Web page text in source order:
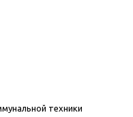
техники